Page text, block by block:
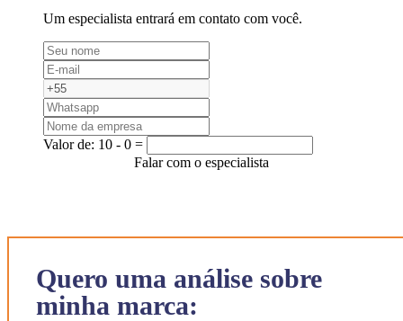
Quero uma análise sobre
minha marca:
Um especialista entrará em contato com você.
Valor de: 10 - 0 =
Falar com o especialista